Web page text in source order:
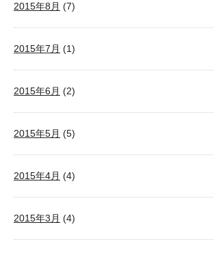
2015年8月 (7)
2015年7月 (1)
2015年6月 (2)
2015年5月 (5)
2015年4月 (4)
2015年3月 (4)